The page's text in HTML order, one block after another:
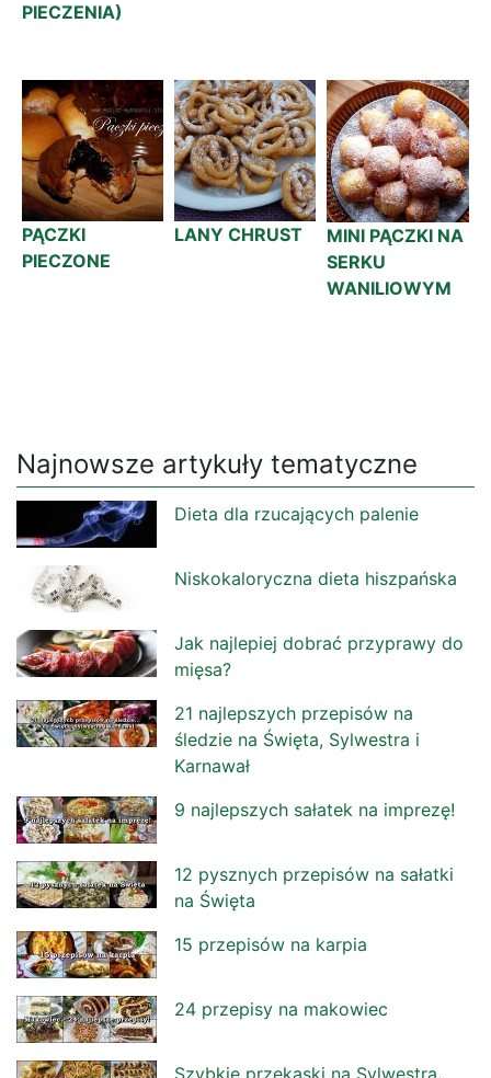
PIECZENIA)
PĄCZKI
PIECZONE
LANY CHRUST
MINI PĄCZKI NA
SERKU
WANILIOWYM
Najnowsze artykuły tematyczne
Dieta dla rzucających palenie
Niskokaloryczna dieta hiszpańska
Jak najlepiej dobrać przyprawy do
mięsa?
21 najlepszych przepisów na
śledzie na Święta, Sylwestra i
Karnawał
9 najlepszych sałatek na imprezę!
12 pysznych przepisów na sałatki
na Święta
15 przepisów na karpia
24 przepisy na makowiec